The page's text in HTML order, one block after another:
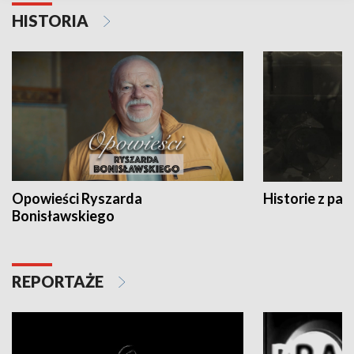
HISTORIA
Opowieści Ryszarda
Bonisławskiego
Historie z
REPORTAŻE